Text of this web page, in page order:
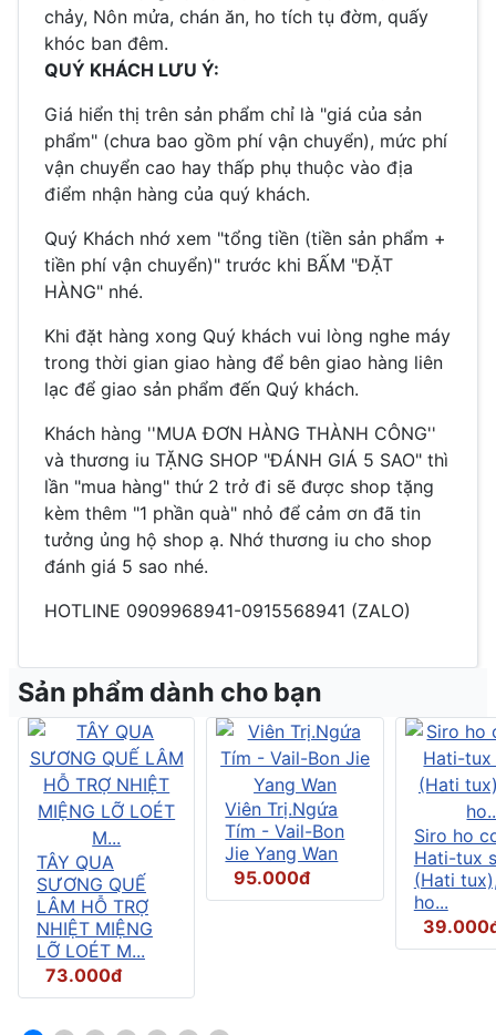
chảy, Nôn mửa, chán ăn, ho tích tụ đờm, quấy
khóc ban đêm.
QUÝ KHÁCH LƯU Ý:
Giá hiển thị trên sản phẩm chỉ là "giá của sản
phẩm" (chưa bao gồm phí vận chuyển), mức phí
vận chuyển cao hay thấp phụ thuộc vào địa
điểm nhận hàng của quý khách.
Quý Khách nhớ xem "tổng tiền (tiền sản phẩm +
tiền phí vận chuyển)" trước khi BẤM "ĐẶT
HÀNG" nhé.
Khi đặt hàng xong Quý khách vui lòng nghe máy
trong thời gian giao hàng để bên giao hàng liên
lạc để giao sản phẩm đến Quý khách.
Khách hàng ''MUA ĐƠN HÀNG THÀNH CÔNG''
và thương iu TẶNG SHOP "ĐÁNH GIÁ 5 SAO" thì
lần "mua hàng" thứ 2 trở đi sẽ được shop tặng
kèm thêm "1 phần quà" nhỏ để cảm ơn đã tin
tưởng ủng hộ shop ạ. Nhớ thương iu cho shop
đánh giá 5 sao nhé.
HOTLINE 0909968941-0915568941 (ZALO)
Sản phẩm dành cho bạn
TÂY QUA
SƯƠNG QUẾ
LÂM HỖ TRỢ
NHIỆT MIỆNG
LỠ LOÉT M...
73.000đ
Viên Trị.Ngứa
Tím - Vail-Bon
Jie Yang Wan
95.000đ
Siro ho
Hati-tux
(Hati
ho...